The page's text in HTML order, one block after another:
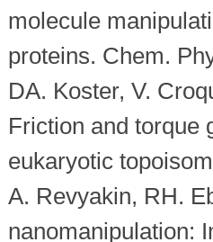
molecule
proteins. Chem.
DA. Koster, V.
Friction and torque
eukaryotic
A. Revyakin, RH.
nanomanipulation: